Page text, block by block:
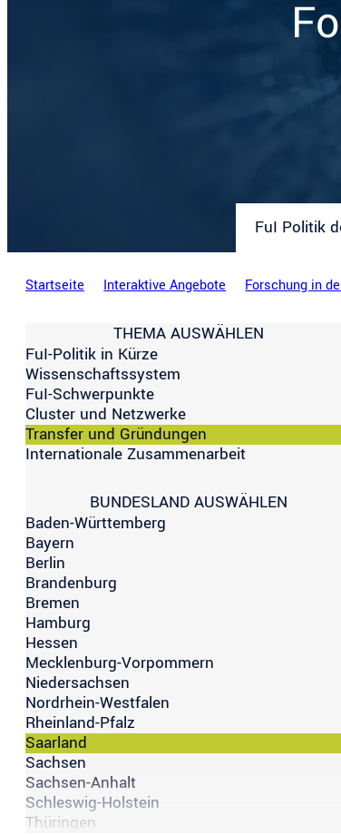
FuI Politik
Startseite Interaktive Angebote Forschung in
THEMA AUSWÄHLEN
FuI-Politik in Kürze
Wissenschaftssystem
FuI-Schwerpunkte
Cluster und Netzwerke
Transfer und Gründungen
Internationale Zusammenarbeit
BUNDESLAND AUSWÄHLEN
Baden-Württemberg
Bayern
Berlin
Brandenburg
Bremen
Hamburg
Hessen
Mecklenburg-Vorpommern
Niedersachsen
Nordrhein-Westfalen
Rheinland-Pfalz
Saarland
Sachsen
Sachsen-Anhalt
Schleswig-Holstein
Thüringen